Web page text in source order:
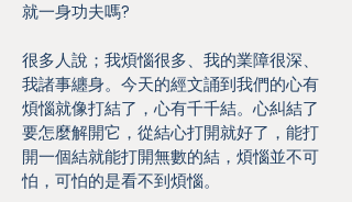
就一身功夫嗎?
很多人說；我煩惱很多、我的業障很深、
我諸事纏身。今天的經文誦到我們的心有
煩惱就像打結了，心有千千結。心糾結了
要怎麼解開它，從結心打開就好了，能打
開一個結就能打開無數的結，煩惱並不可
怕，可怕的是看不到煩惱。